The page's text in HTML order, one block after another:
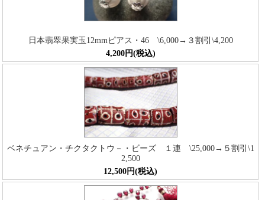
日本翡翠果実玉12mmピアス・46 \6,000→３割引\4,200
4,200円(税込)
ベネチュアン・チクタクトウ－・ビーズ １連 \25,000→５割引\1
2,500
12,500円(税込)